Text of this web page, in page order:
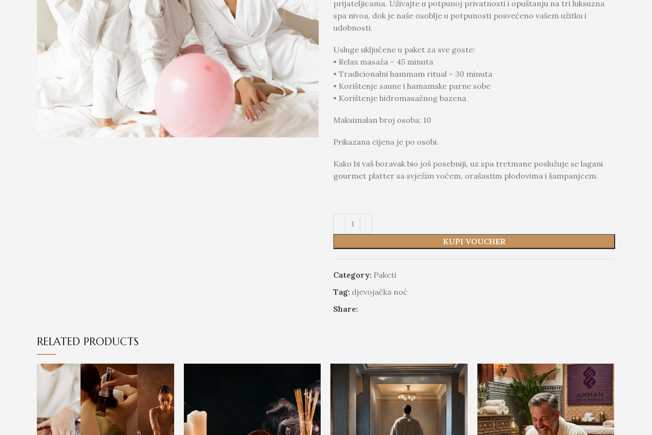
prijateljicama. Uživajte u potpunoj privatnosti i opuštanju na tri luksuzna
spa nivoa, dok je naše osoblje u potpunosti posvećeno vašem užitku i
udobnosti.
Usluge uključene u paket za sve goste:
• Relax masaža – 45 minuta
• Tradicionalni hammam ritual – 30 minuta
• Korištenje saune i hamamske parne sobe
• Korištenje hidromasažnog bazena
Maksimalan broj osoba: 10
Prikazana cijena je po osobi.
Kako bi vaš boravak bio još posebniji, uz spa tretmane poslužuje se lagani
gourmet platter sa svježim voćem, orašastim plodovima i šampanjcem.
KUPI VOUCHER
Category: Paketi
Tag: djevojačka noć
Share:
RELATED PRODUCTS